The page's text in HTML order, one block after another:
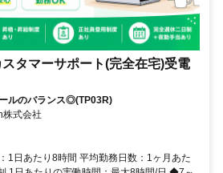
タマーサポート(完全在宅)受電
ルのバランス◎(TP03R)
式会社
1日あたり8時間 平均勤務日数：1ヶ月あた